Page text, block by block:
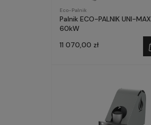
Eco-Palnik
Palnik ECO-PALNIK UNI-MAX
60kW
11 070,00 zł